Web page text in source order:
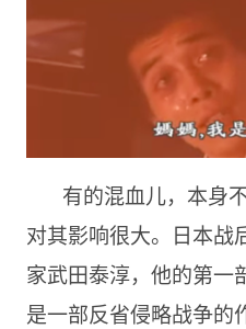
有的混血儿，本身
对其影响很大。日本战
家武田泰淳，他的第一
是一部反省侵略战争的